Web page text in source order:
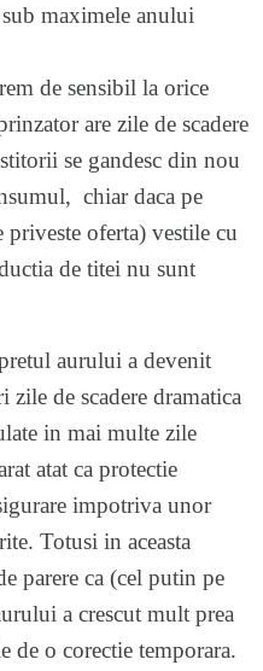
maximele anului
de sensibil la orice
are zile de scadere
se gandesc din nou
chiar daca pe
priveste oferta) vestile cu
de titei nu sunt
aurului a devenit
de scadere dramatica
in mai multe zile
atat ca protectie
impotriva unor
Totusi in aceasta
parere ca (cel putin pe
a crescut mult prea
de o corectie temporara.